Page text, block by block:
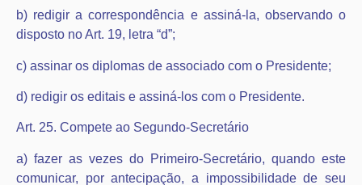
b) redigir a correspondência e assiná-la, observando o
disposto no Art. 19, letra “d”;
c) assinar os diplomas de associado com o Presidente;
d) redigir os editais e assiná-los com o Presidente.
Art. 25. Compete ao Segundo-Secretário
a) fazer as vezes do Primeiro-Secretário, quando este
comunicar, por antecipação, a impossibilidade de seu